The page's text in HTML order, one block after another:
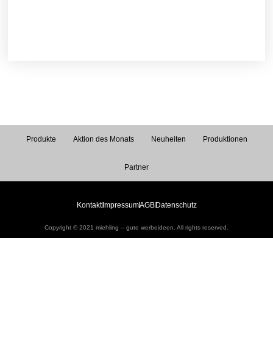
Produkte Aktion des Monats Neuheiten Produktionen
Partner
Kontakt ImpressumAGB Datenschutz
Copyright © 2021 miehling – gute werbeideen. All rights reserved.